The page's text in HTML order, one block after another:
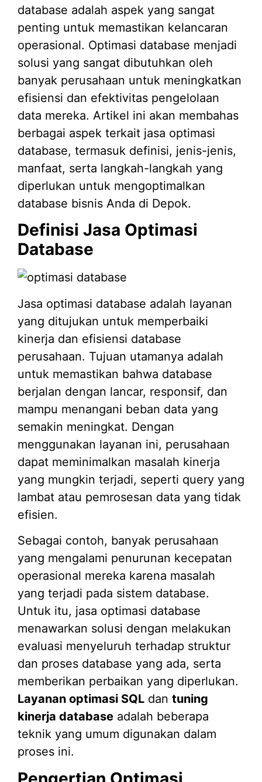
database adalah aspek yang sangat
penting untuk memastikan kelancaran
operasional. Optimasi database menjadi
solusi yang sangat dibutuhkan oleh
banyak perusahaan untuk meningkatkan
efisiensi dan efektivitas pengelolaan
data mereka. Artikel ini akan membahas
berbagai aspek terkait jasa optimasi
database, termasuk definisi, jenis-jenis,
manfaat, serta langkah-langkah yang
diperlukan untuk mengoptimalkan
database bisnis Anda di Depok.
Definisi Jasa Optimasi
Database
Jasa optimasi database adalah layanan
yang ditujukan untuk memperbaiki
kinerja dan efisiensi database
perusahaan. Tujuan utamanya adalah
untuk memastikan bahwa database
berjalan dengan lancar, responsif, dan
mampu menangani beban data yang
semakin meningkat. Dengan
menggunakan layanan ini, perusahaan
dapat meminimalkan masalah kinerja
yang mungkin terjadi, seperti query yang
lambat atau pemrosesan data yang tidak
efisien.
Sebagai contoh, banyak perusahaan
yang mengalami penurunan kecepatan
operasional mereka karena masalah
yang terjadi pada sistem database.
Untuk itu, jasa optimasi database
menawarkan solusi dengan melakukan
evaluasi menyeluruh terhadap struktur
dan proses database yang ada, serta
memberikan perbaikan yang diperlukan.
Layanan optimasi SQL dan tuning
kinerja database adalah beberapa
teknik yang umum digunakan dalam
proses ini.